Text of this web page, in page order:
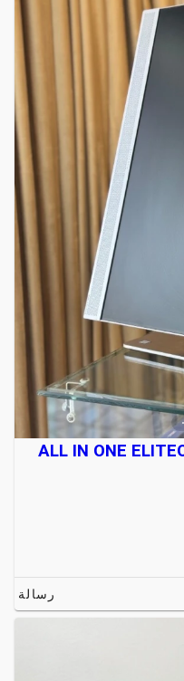
ALL IN ONE
رسالة